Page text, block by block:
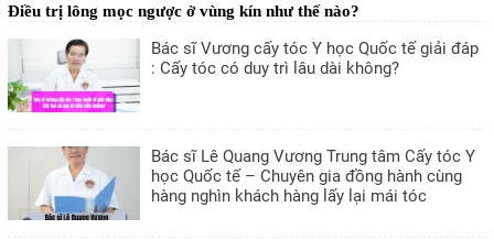
Điều trị lông mọc ngược ở vùng kín như thế nào?
Bác sĩ Vương cấy tóc Y học Quốc tế giải đáp
: Cấy tóc có duy trì lâu dài không?
Bác sĩ Lê Quang Vương Trung tâm Cấy tóc Y
học Quốc tế – Chuyên gia đồng hành cùng
hàng nghìn khách hàng lấy lại mái tóc